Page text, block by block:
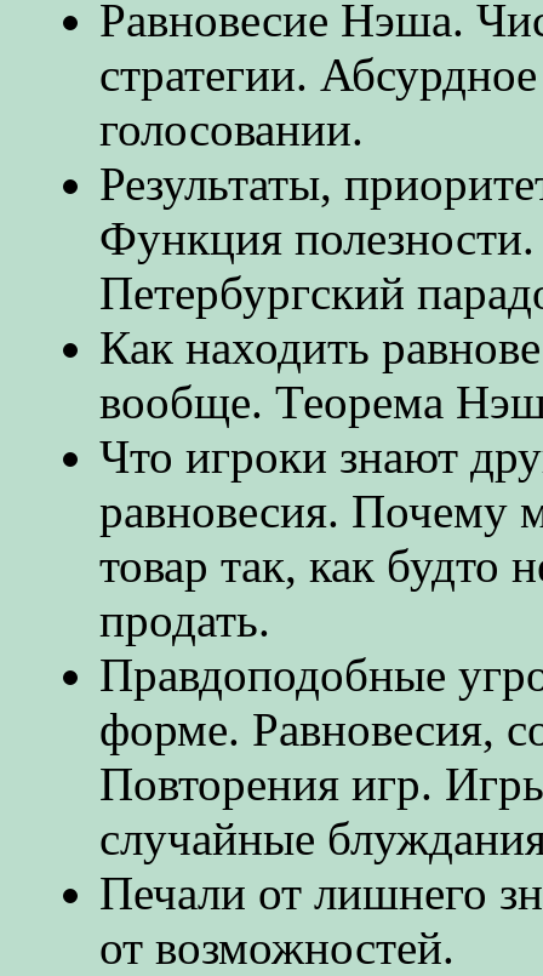
Равновесие Нэша.
стратегии.
голосовании.
Результаты,
Функция
Петербургский
Как находить
вообще. Теорема
Что игроки знают
равновесия. Почему
товар так, как будто
продать.
Правдоподобные
форме. Равновесия,
Повторения игр.
случайные
Печали от лишнего
от возможностей.